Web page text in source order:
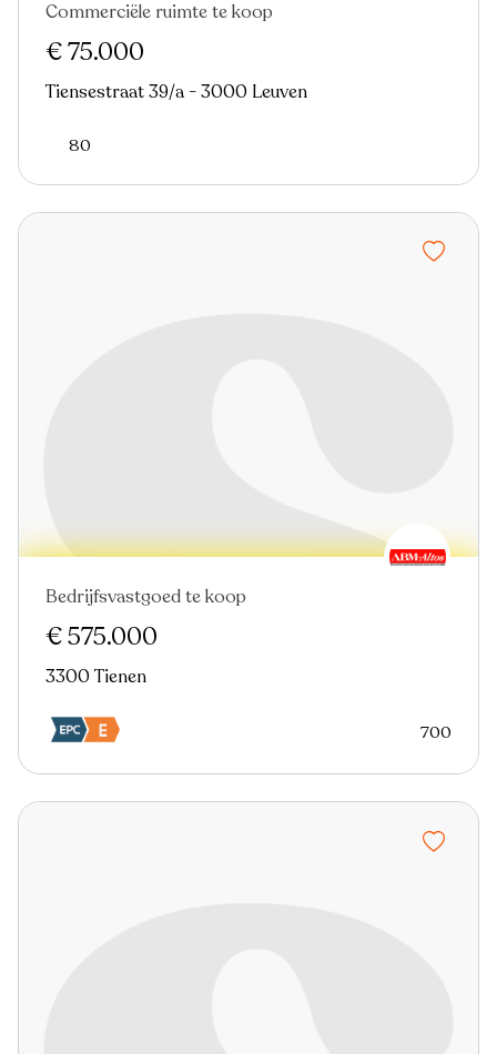
Commerciële ruimte te koop
€ 75.000
Tiensestraat 39/a - 3000 Leuven
80
Bedrijfsvastgoed te koop
€ 575.000
3300 Tienen
700